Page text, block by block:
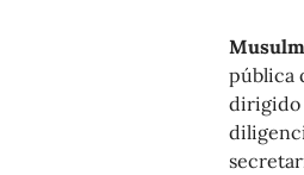
pública
dirigido